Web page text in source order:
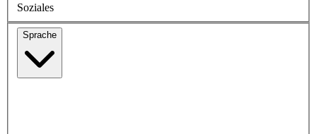
Soziales
Sprache